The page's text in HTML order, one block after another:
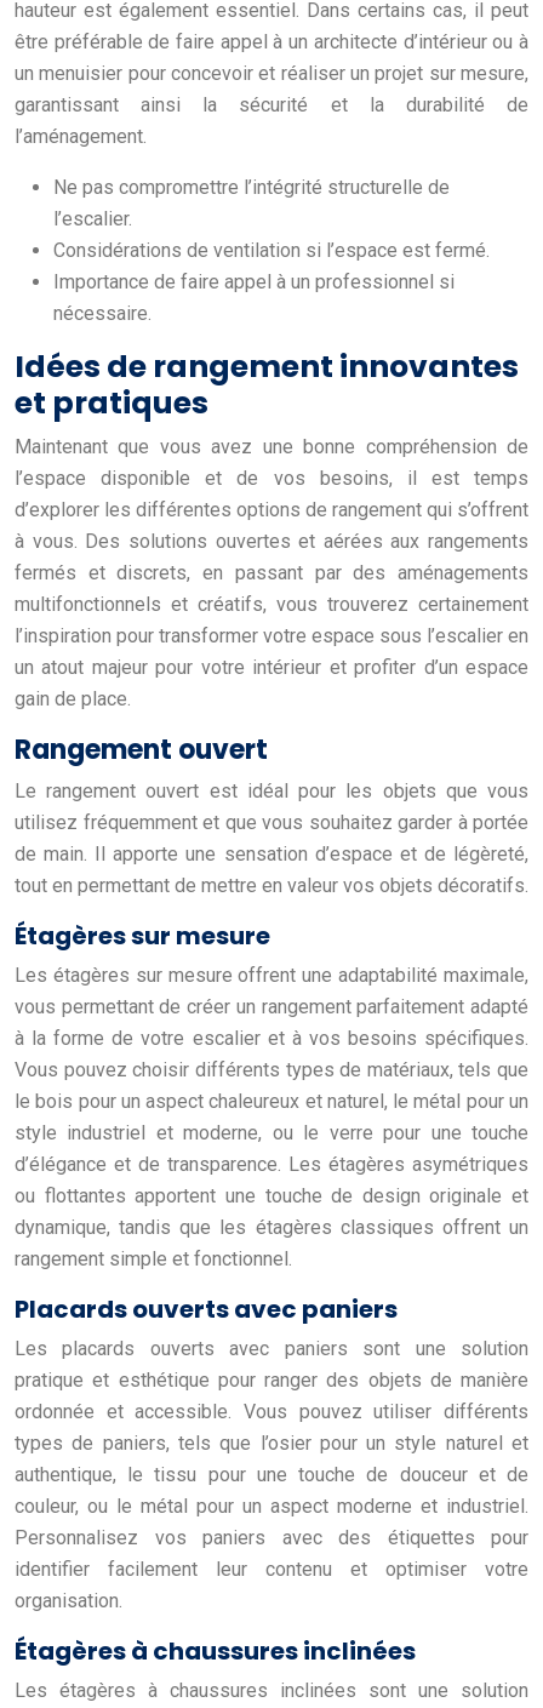
hauteur est également essentiel. Dans certains cas, il peut
être préférable de faire appel à un architecte d’intérieur ou à
un menuisier pour concevoir et réaliser un projet sur mesure,
garantissant ainsi la sécurité et la durabilité de
l’aménagement.
Ne pas compromettre l’intégrité structurelle de
l’escalier.
Considérations de ventilation si l’espace est fermé.
Importance de faire appel à un professionnel si
nécessaire.
Idées de rangement innovantes
et pratiques
Maintenant que vous avez une bonne compréhension de
l’espace disponible et de vos besoins, il est temps
d’explorer les différentes options de rangement qui s’offrent
à vous. Des solutions ouvertes et aérées aux rangements
fermés et discrets, en passant par des aménagements
multifonctionnels et créatifs, vous trouverez certainement
l’inspiration pour transformer votre espace sous l’escalier en
un atout majeur pour votre intérieur et profiter d’un espace
gain de place.
Rangement ouvert
Le rangement ouvert est idéal pour les objets que vous
utilisez fréquemment et que vous souhaitez garder à portée
de main. Il apporte une sensation d’espace et de légèreté,
tout en permettant de mettre en valeur vos objets décoratifs.
Étagères sur mesure
Les étagères sur mesure offrent une adaptabilité maximale,
vous permettant de créer un rangement parfaitement adapté
à la forme de votre escalier et à vos besoins spécifiques.
Vous pouvez choisir différents types de matériaux, tels que
le bois pour un aspect chaleureux et naturel, le métal pour un
style industriel et moderne, ou le verre pour une touche
d’élégance et de transparence. Les étagères asymétriques
ou flottantes apportent une touche de design originale et
dynamique, tandis que les étagères classiques offrent un
rangement simple et fonctionnel.
Placards ouverts avec paniers
Les placards ouverts avec paniers sont une solution
pratique et esthétique pour ranger des objets de manière
ordonnée et accessible. Vous pouvez utiliser différents
types de paniers, tels que l’osier pour un style naturel et
authentique, le tissu pour une touche de douceur et de
couleur, ou le métal pour un aspect moderne et industriel.
Personnalisez vos paniers avec des étiquettes pour
identifier facilement leur contenu et optimiser votre
organisation.
Étagères à chaussures inclinées
Les étagères à chaussures inclinées sont une solution